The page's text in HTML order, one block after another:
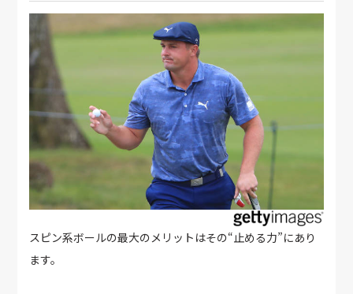
スピン系ボールの最大のメリットはその“止める力”にあり
ます。